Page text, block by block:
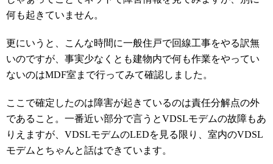
何も起きていません。
更にいうと、こんな時間に一般住戸で回線工事をやる訳無
いのですが、事実少なくとも建物内で何も作業をやってい
ないのはMDF室まで行ってみて確認しました。
ここで確定したのは障害が起きているのは責任分解点の外
であること。一番近い部分で言うとVDSLモデムの故障もあ
りえますが、VDSLモデムのLEDを見る限り、室内のVDSL
モデムとちゃんと話はできています。